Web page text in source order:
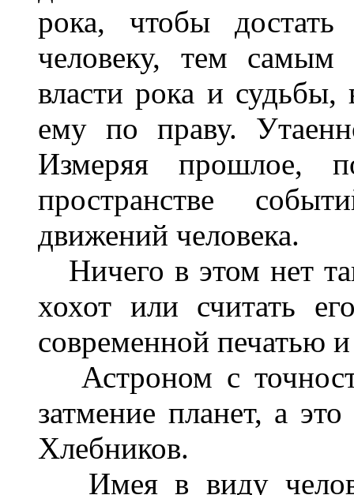
рока, чтобы
человеку, тем самым
власти рока и судьбы,
ему по праву.
Измеряя прошлое,
пространстве
движений человека.
Ничего в этом нет
хохот или считать
современной печатью
Астроном с
затмение планет, а
Хлебников.
Имея в виду